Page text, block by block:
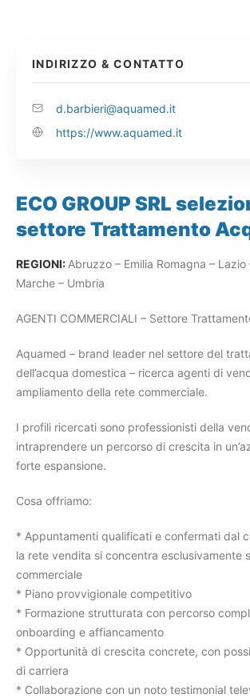
INDIRIZZO & CONTATTO
d.barbieri@aquamed.it
https://www.aquamed.it
ECO GROUP SRL
settore Trattamento
REGIONI: Abruzzo – Emilia Romagna –
Marche – Umbria
AGENTI COMMERCIALI – Settore
Aquamed – brand leader nel settore del
dell’acqua domestica – ricerca agenti di
ampliamento della rete commerciale.
I profili ricercati sono professionisti della
intraprendere un percorso di crescita in
forte espansione.
Cosa offriamo:
* Appuntamenti qualificati e confermati dal
la rete vendita si concentra esclusivamente
commerciale
* Piano provvigionale competitivo
* Formazione strutturata con percorso
onboarding e affiancamento
* Opportunità di crescita concrete, con
di carriera
* Collaborazione con un noto testimonial